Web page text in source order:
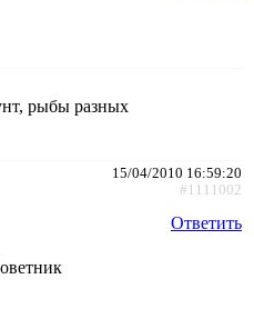
рыбы разных
15/04/2010 16:59:20
#1111002
Ответить